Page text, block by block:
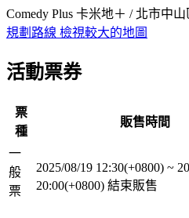
Comedy Plus 卡米地＋ / 北市中
規劃路線 檢視較大的地圖
活動票券
票
種
販售時間
一
般
票
2025/08/19 12:30(+0800) ~
20:00(+0800) 結束販售